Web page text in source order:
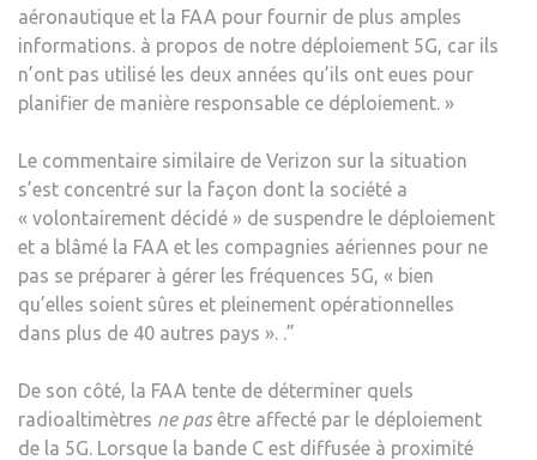
aéronautique et la FAA pour fournir de plus amples
informations. à propos de notre déploiement 5G, car ils
n’ont pas utilisé les deux années qu’ils ont eues pour
planifier de manière responsable ce déploiement. »
Le commentaire similaire de Verizon sur la situation
s’est concentré sur la façon dont la société a
« volontairement décidé » de suspendre le déploiement
et a blâmé la FAA et les compagnies aériennes pour ne
pas se préparer à gérer les fréquences 5G, « bien
qu’elles soient sûres et pleinement opérationnelles
dans plus de 40 autres pays ». .”
De son côté, la FAA tente de déterminer quels
radioaltimètres ne pasêtre affecté par le déploiement
de la 5G. Lorsque la bande C est diffusée à proximité